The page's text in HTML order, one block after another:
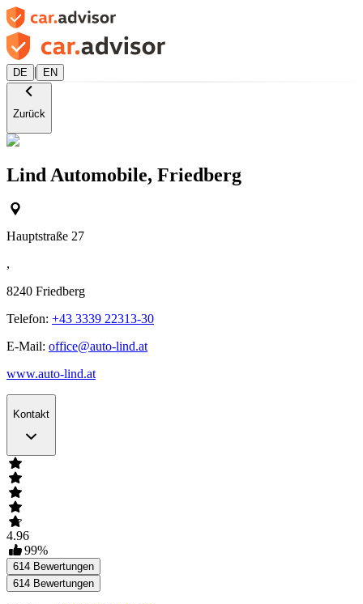
DE | EN
Zurück
Lind Automobile, Friedberg
Hauptstraße 27
,
8240 Friedberg
Telefon: +43 3339 22313-30
E-Mail: office@auto-lind.at
www.auto-lind.at
Kontakt
4.96
99%
614 Bewertungen
614 Bewertungen